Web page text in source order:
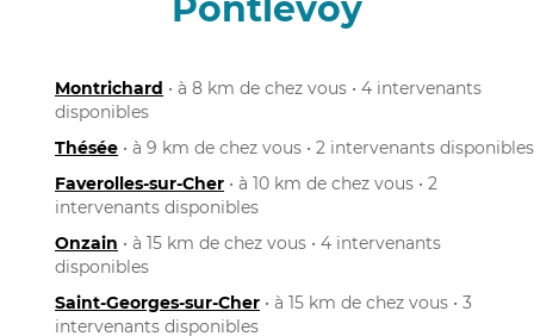
Pontlevoy
Montrichard • à 8 km de chez vous • 4 intervenants
disponibles
Thésée • à 9 km de chez vous • 2 intervenants disponibles
Faverolles-sur-Cher • à 10 km de chez vous • 2
intervenants disponibles
Onzain • à 15 km de chez vous • 4 intervenants
disponibles
Saint-Georges-sur-Cher • à 15 km de chez vous • 3
intervenants disponibles